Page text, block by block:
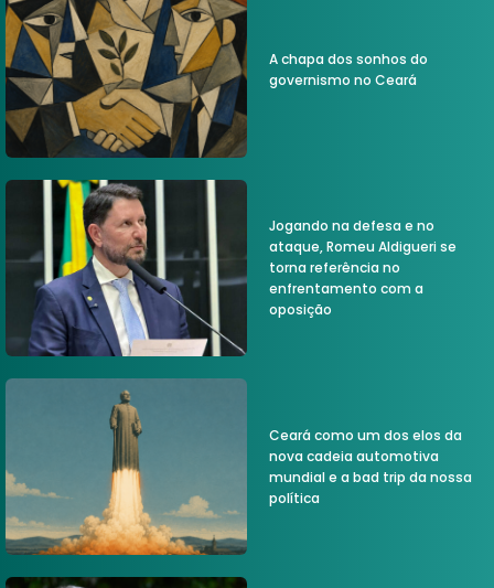
A chapa dos sonhos do
governismo no Ceará
Jogando na defesa e no
ataque, Romeu Aldigueri se
torna referência no
enfrentamento com a
oposição
Ceará como um dos elos da
nova cadeia automotiva
mundial e a bad trip da nossa
política